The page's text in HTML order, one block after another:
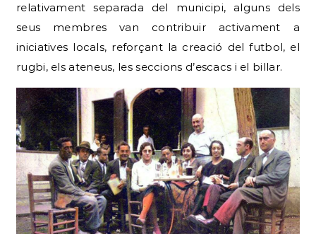
relativament separada del municipi, alguns dels
seus membres van contribuir activament a
iniciatives locals, reforçant la creació del futbol, el
rugbi, els ateneus, les seccions d’escacs i el billar.